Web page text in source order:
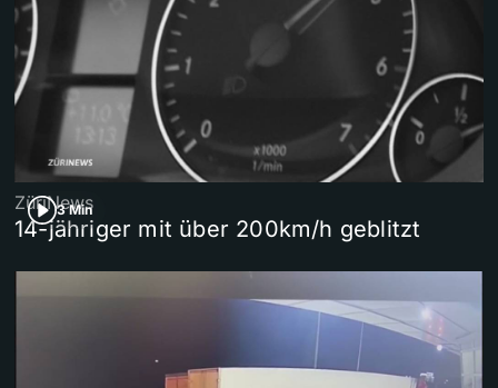
3 Min
ZüriNews
14-jähriger mit über 200km/h geblitzt